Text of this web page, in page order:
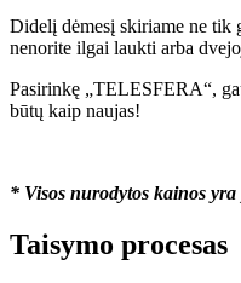
Didelį dėmesį skiriame ne tik
nenorite ilgai laukti arba
Pasirinkę „TELESFERA“,
būtų kaip naujas!
* Visos nurodytos kainos
Taisymo procesas